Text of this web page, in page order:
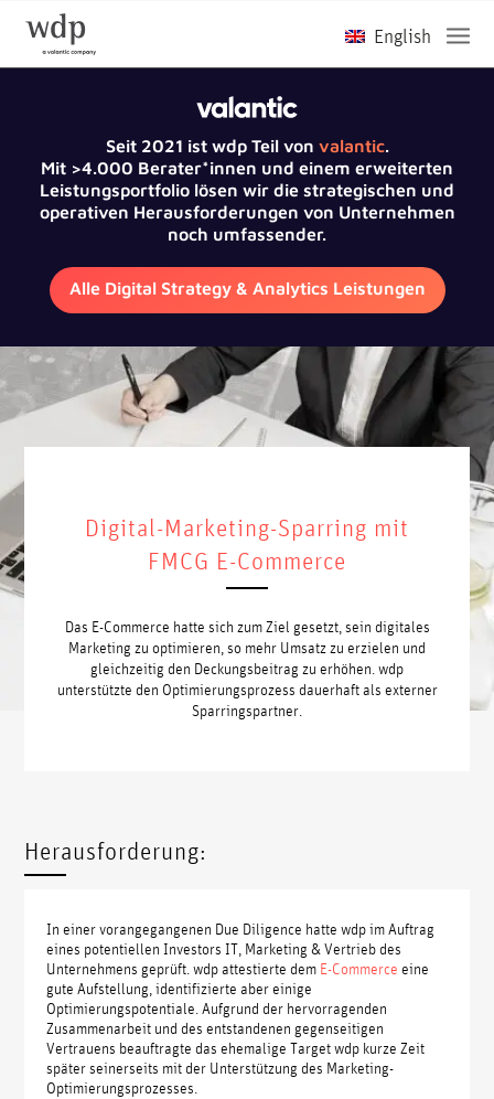
Seit 2021 ist wdp Teil von valantic.
Mit >4.000 Berater*innen und einem erweiterten
Leistungsportfolio lösen wir die strategischen und
operativen Herausforderungen von Unternehmen
noch umfassender.
Alle Digital Strategy & Analytics Leistungen
Digital-Marketing-Sparring mit
FMCG E-Commerce
Das E-Commerce hatte sich zum Ziel gesetzt, sein digitales
Marketing zu optimieren, so mehr Umsatz zu erzielen und
gleichzeitig den Deckungsbeitrag zu erhöhen. wdp
unterstützte den Optimierungsprozess dauerhaft als externer
Sparringspartner.
Herausforderung:
In einer vorangegangenen Due Diligence hatte wdp im Auftrag
eines potentiellen Investors IT, Marketing & Vertrieb des
Unternehmens geprüft. wdp attestierte dem E-Commerce eine
gute Aufstellung, identifizierte aber einige
Optimierungspotentiale. Aufgrund der hervorragenden
Zusammenarbeit und des entstandenen gegenseitigen
Vertrauens beauftragte das ehemalige Target wdp kurze Zeit
später seinerseits mit der Unterstützung des Marketing-
Optimierungsprozesses.